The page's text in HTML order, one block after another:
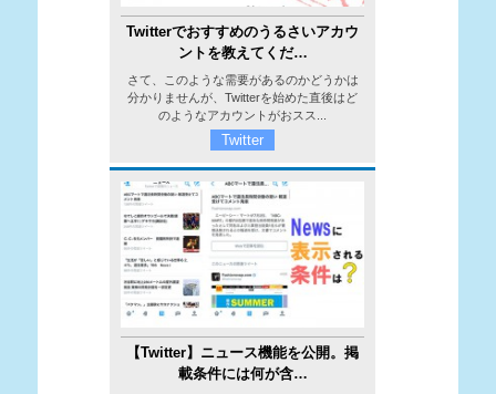
Twitterでおすすめのうるさいアカウ
ントを教えてくだ…
さて、このような需要があるのかどうかは
分かりませんが、Twitterを始めた直後はど
のようなアカウントがおスス...
Twitter
【Twitter】ニュース機能を公開。掲
載条件には何が含…